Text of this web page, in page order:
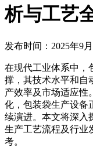
析与工艺
发布时间：2025年9月
在现代工业体系中，
撑，其技术水平和自
产效率及市场适应性
化，包装袋生产设备
续演进。本文将深入
生产工艺流程及行业
考。